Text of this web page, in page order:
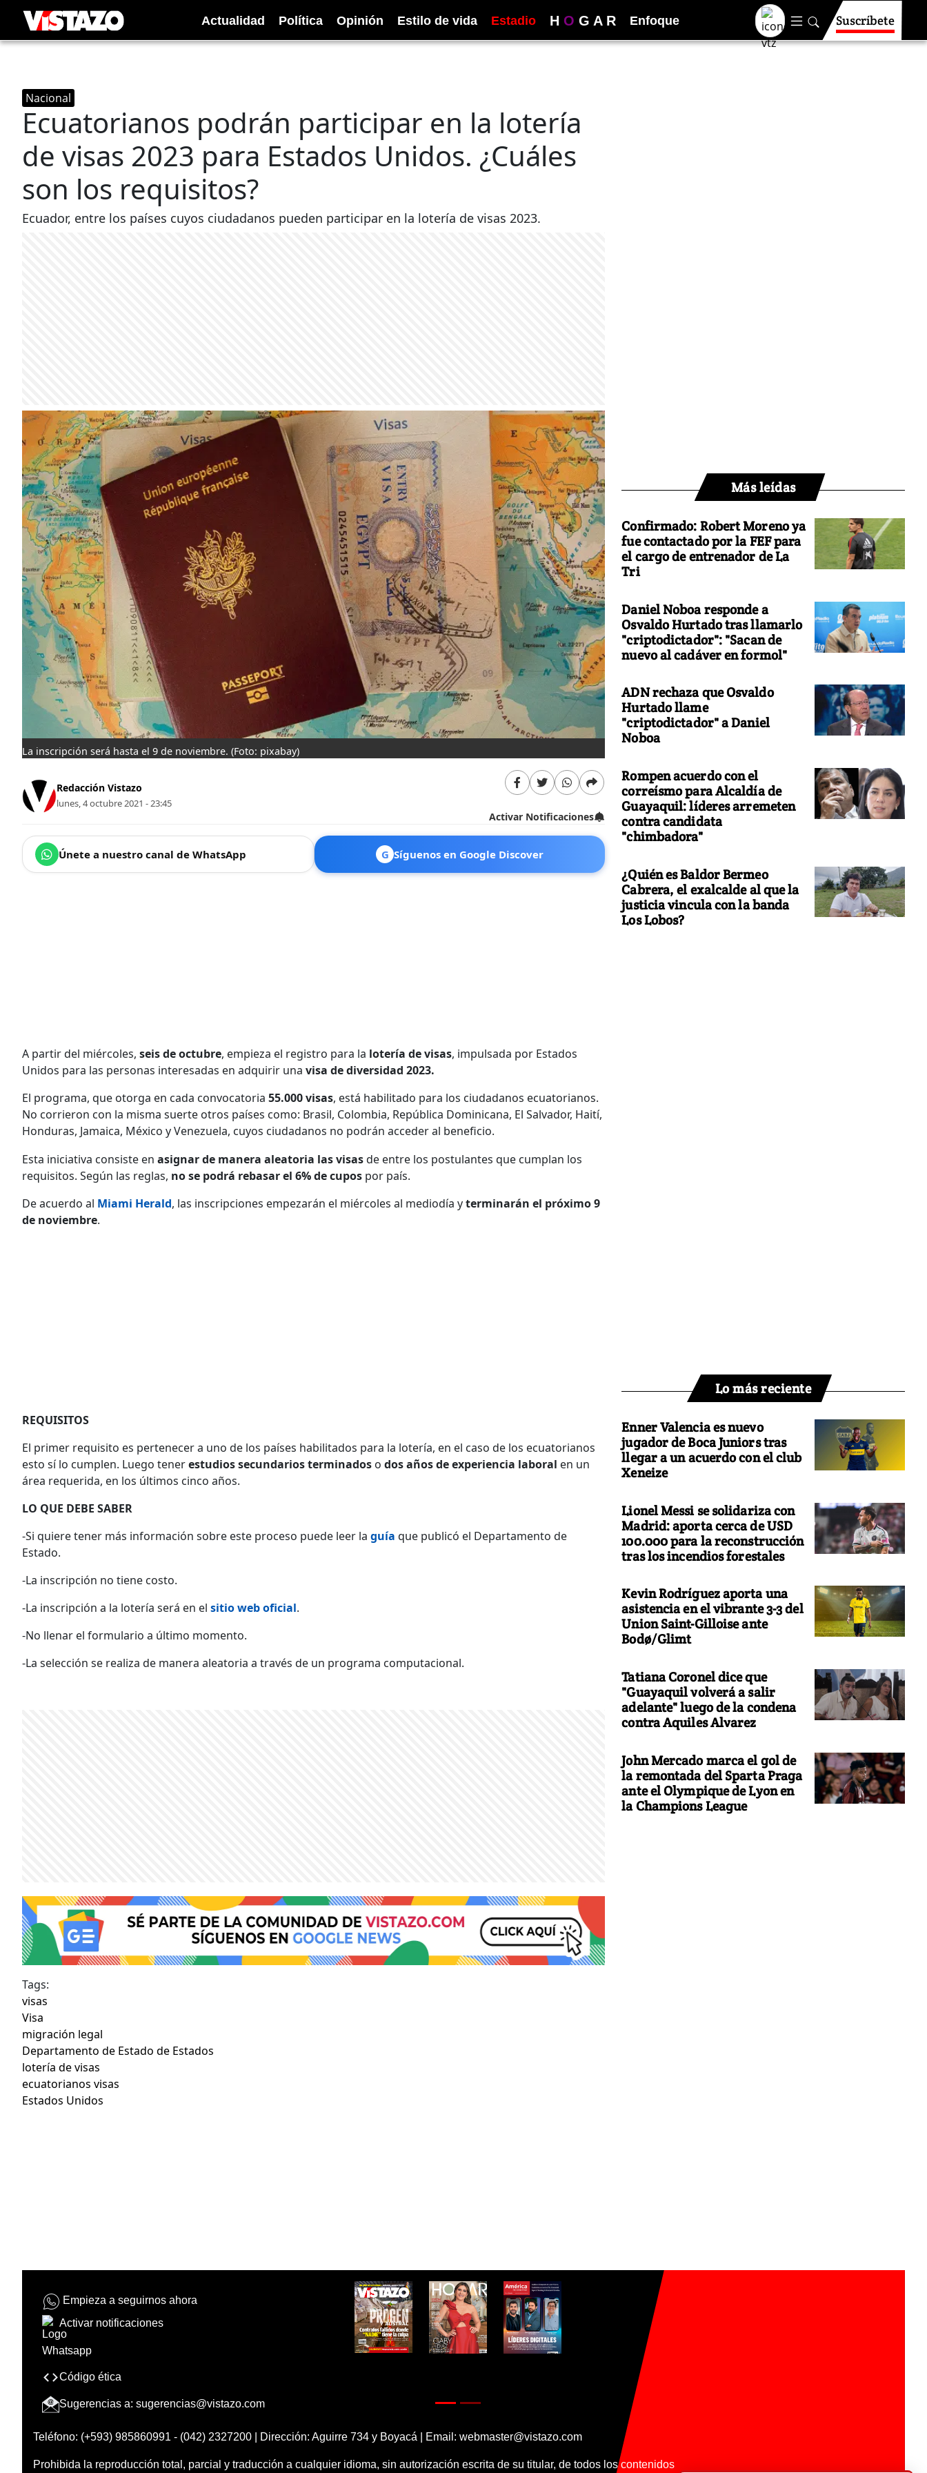
Actualidad Política Opinión Estilo de vida Estadio H O G A R Enfoque Suscríbete
Nacional
Ecuatorianos podrán participar en la lotería
de visas 2023 para Estados Unidos. ¿Cuáles
son los requisitos?
Ecuador, entre los países cuyos ciudadanos pueden participar en la lotería de visas 2023.
La inscripción será hasta el 9 de noviembre. (Foto: pixabay)
Redacción Vistazo
lunes, 4 octubre 2021 - 23:45
Activar Notificaciones
Únete a nuestro canal de WhatsApp G Síguenos en Google Discover
A partir del miércoles, seis de octubre, empieza el registro para la lotería de visas, impulsada por Estados
Unidos para las personas interesadas en adquirir una visa de diversidad 2023.
El programa, que otorga en cada convocatoria 55.000 visas, está habilitado para los ciudadanos ecuatorianos.
No corrieron con la misma suerte otros países como: Brasil, Colombia, República Dominicana, El Salvador, Haití,
Honduras, Jamaica, México y Venezuela, cuyos ciudadanos no podrán acceder al beneficio.
Esta iniciativa consiste en asignar de manera aleatoria las visasde entre los postulantes que cumplan los
requisitos. Según las reglas, no se podrá rebasar el 6% de cupos por país.
De acuerdo al Miami Herald, las inscripciones empezarán el miércoles al mediodía yterminarán el próximo 9
de noviembre.
REQUISITOS
El primer requisito es pertenecer a uno de los países habilitados para la lotería, en el caso de los ecuatorianos
esto sí lo cumplen. Luego tenerestudios secundarios terminados o dos años de experiencia laboral en un
área requerida, en los últimos cinco años.
LO QUE DEBE SABER
-Si quiere tener más información sobre este proceso puede leer la guía que publicó el Departamento de
Estado.
-La inscripción no tiene costo.
-La inscripción a la lotería será en el sitio web oficial.
-No llenar el formulario a último momento.
-La selección se realiza de manera aleatoria a través de un programa computacional.
Tags:
visas
Visa
migración legal
Departamento de Estado de Estados
lotería de visas
ecuatorianos visas
Estados Unidos
Más leídas
Confirmado: Robert Moreno ya
fue contactado por la FEF para
el cargo de entrenador de La
Tri
Daniel Noboa responde a
Osvaldo Hurtado tras llamarlo
"criptodictador": "Sacan de
nuevo al cadáver en formol"
ADN rechaza que Osvaldo
Hurtado llame
"criptodictador" a Daniel
Noboa
Rompen acuerdo con el
correísmo para Alcaldía de
Guayaquil: líderes arremeten
contra candidata
"chimbadora"
¿Quién es Baldor Bermeo
Cabrera, el exalcalde al que la
justicia vincula con la banda
Los Lobos?
Lo más reciente
Enner Valencia es nuevo
jugador de Boca Juniors tras
llegar a un acuerdo con el club
Xeneize
Lionel Messi se solidariza con
Madrid: aporta cerca de USD
100.000 para la reconstrucción
tras los incendios forestales
Kevin Rodríguez aporta una
asistencia en el vibrante 3-3 del
Union Saint-Gilloise ante
Bodø/Glimt
Tatiana Coronel dice que
"Guayaquil volverá a salir
adelante" luego de la condena
contra Aquiles Alvarez
John Mercado marca el gol de
la remontada del Sparta Praga
ante el Olympique de Lyon en
la Champions League
Empieza a seguirnos ahora
Activar notificaciones
Código ética
Sugerencias a: sugerencias@vistazo.com
Teléfono: (+593) 985860991 - (042) 2327200 | Dirección: Aguirre 734 y Boyacá | Email: webmaster@vistazo.com
Prohibida la reproducción total, parcial y traducción a cualquier idioma, sin autorización escrita de su titular, de todos los contenidos